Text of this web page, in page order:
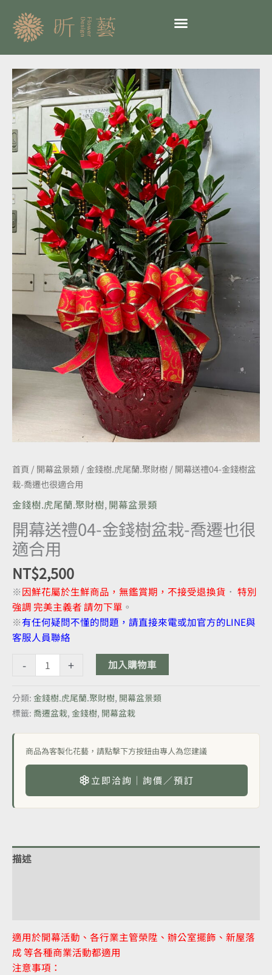
要
首頁 / 開幕盆景類/金錢樹.虎尾蘭.聚財樹/ 開幕送禮04-金錢樹盆
栽-喬遷也很適合用
金錢樹.虎尾蘭.聚財樹, 開幕盆景類
開幕送禮04-金錢樹盆栽-喬遷也很
適合用
NT$2,500
※因鮮花屬於生鮮商品，無鑑賞期，不接受退換貨 ． 特別
強調 完美主義者 請勿下單 。
※有任何疑問不懂的問題，請直接來電或加官方的LINE與
客服人員聯絡
-
開
幕
送
禮
04-
金
盆
栽-
喬
也
很
適
用
數
+ 加入購物車
分類: 金錢樹.虎尾蘭.聚財樹, 開幕盆景類
標籤: 喬遷盆栽, 金錢樹, 開幕盆栽
商品為客製化花藝，請點擊下方按鈕由專人為您建議
立即洽詢｜詢價／預訂
描述
適用於開幕活動、各行業主管榮陞、辦公室擺飾、新屋落
成 等各種商業活動都適用
注意事項：